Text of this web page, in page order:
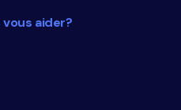
aider?